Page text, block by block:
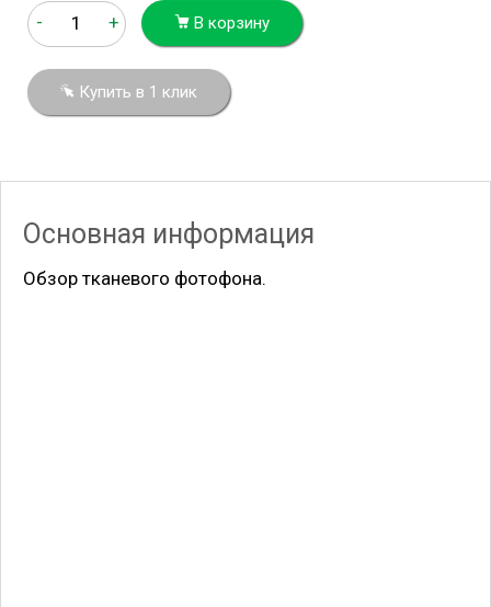
- + В корзину
Купить в 1 клик
Основная информация
Обзор тканевого фотофона.